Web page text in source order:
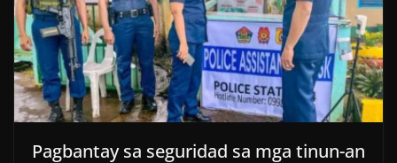
Pagbantay sa seguridad sa mga tinun-an